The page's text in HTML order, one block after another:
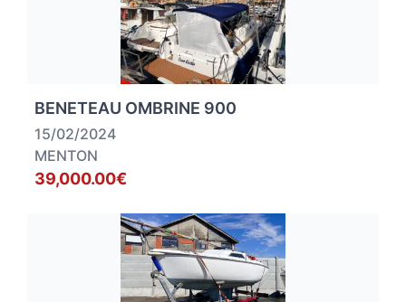
BENETEAU OMBRINE 900
15/02/2024
MENTON
39,000.00€